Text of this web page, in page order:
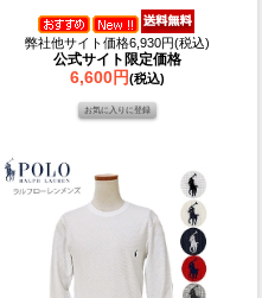
弊社他サイト価格6,930円(税込)
公式サイト限定価格
6,600円(税込)